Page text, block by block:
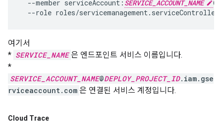
  --member serviceAccount:
SERVICE_ACCOUNT_NAME @
  --role roles/servicemanagement.serviceController
여기서
* SERVICE_NAME 은 엔드포인트 서비스 이름입니다.
*
SERVICE_ACCOUNT_NAME@DEPLOY_PROJECT_ID.iam.gse
rviceaccount.com 은 연결된 서비스 계정입니다.
Cloud Trace